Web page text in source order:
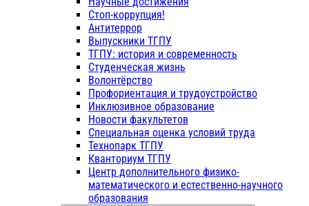
Стоп-коррупция!
Антитеррор
Выпускники ТГПУ
ТГПУ: история и современность
Студенческая жизнь
Волонтёрство
Профориентация и трудоустройство
Инклюзивное образование
Новости факультетов
Специальная оценка условий труда
Технопарк ТГПУ
Кванториум ТГПУ
Центр дополнительного физико-
математического и естественно-научного
образования